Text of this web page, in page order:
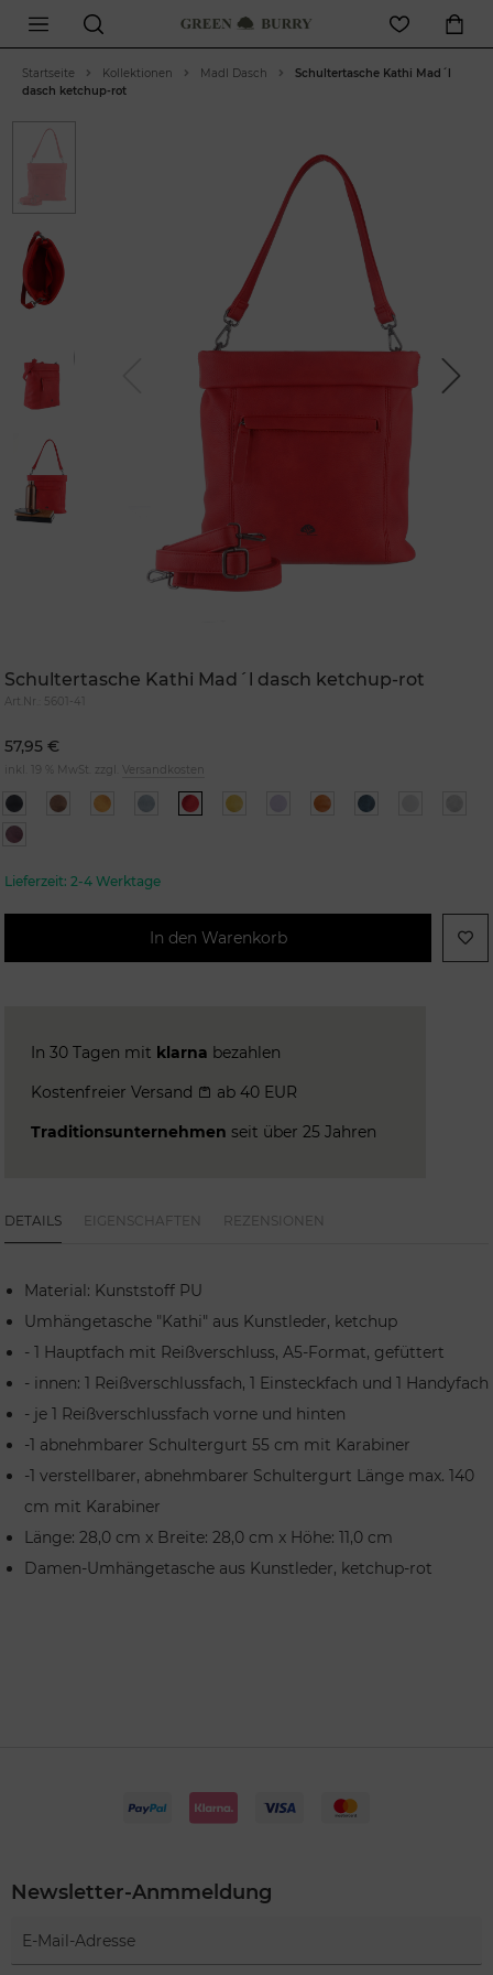
Startseite Kollektionen Madl Dasch
Schultertasche Kathi Mad´l
dasch ketchup-rot
Next
Schultertasche Kathi Mad´l dasch ketchup-rot
Art.Nr.: 5601-41
57,95 €
inkl. 19 % MwSt. zzgl. Versandkosten
Lieferzeit: 2-4 Werktage
In den Warenkorb
In 30 Tagen mit klarna bezahlen
Kostenfreier Versand
ab 40 EUR
Traditionsunternehmen seit über 25 Jahren
DETAILS EIGENSCHAFTEN REZENSIONEN
Material: Kunststoff PU
Umhängetasche "Kathi" aus Kunstleder, ketchup
- 1 Hauptfach mit Reißverschluss, A5-Format, gefüttert
- innen: 1 Reißverschlussfach, 1 Einsteckfach und 1 Handyfach
- je 1 Reißverschlussfach vorne und hinten
-1 abnehmbarer Schultergurt 55 cm mit Karabiner
-1 verstellbarer, abnehmbarer Schultergurt Länge max. 140
cm mit Karabiner
Länge: 28,0 cm x Breite: 28,0 cm x Höhe: 11,0 cm
Damen-Umhängetasche aus Kunstleder, ketchup-rot
Newsletter-Anmmeldung